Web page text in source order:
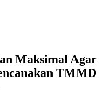
Maksimal Agar
TMMD